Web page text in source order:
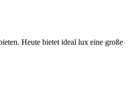
Heute bietet ideal lux eine große